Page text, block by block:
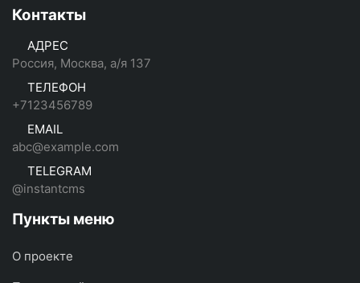
Контакты
АДРЕС
Россия, Москва, а/я 137
ТЕЛЕФОН
+7123456789
EMAIL
abc@example.com
TELEGRAM
@instantcms
Пункты меню
О проекте